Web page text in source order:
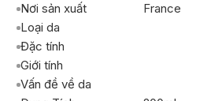
Nơi sản xuất
France
Loại da
Đặc tính
Giới tính
Vấn đề về da